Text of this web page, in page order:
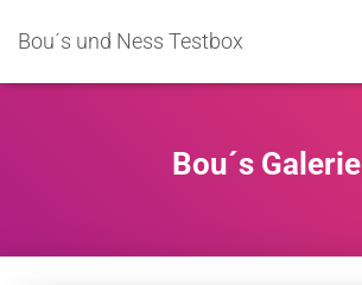
Bou´s und Ness Testbox
Bou´s Galerie